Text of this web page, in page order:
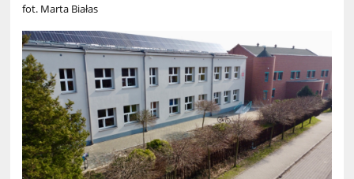
fot. Marta Białas